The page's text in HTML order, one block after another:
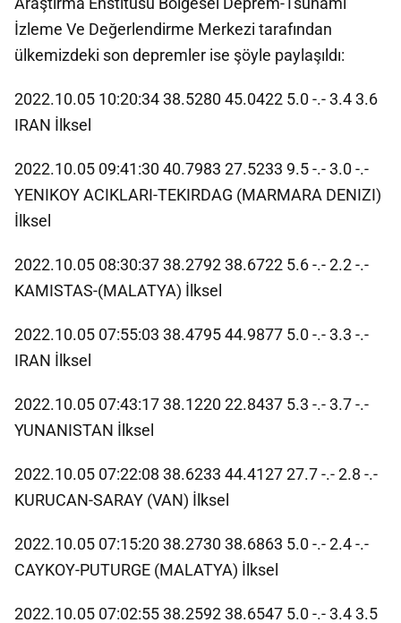
İzleme Ve Değerlendirme Merkezi tarafından
ülkemizdeki son depremler ise şöyle paylaşıldı:
2022.10.05 10:20:34 38.5280 45.0422 5.0 -.- 3.4 3.6
IRAN İlksel
2022.10.05 09:41:30 40.7983 27.5233 9.5 -.- 3.0 -.-
YENIKOY ACIKLARI-TEKIRDAG (MARMARA DENIZI)
İlksel
2022.10.05 08:30:37 38.2792 38.6722 5.6 -.- 2.2 -.-
KAMISTAS-(MALATYA) İlksel
2022.10.05 07:55:03 38.4795 44.9877 5.0 -.- 3.3 -.-
IRAN İlksel
2022.10.05 07:43:17 38.1220 22.8437 5.3 -.- 3.7 -.-
YUNANISTAN İlksel
2022.10.05 07:22:08 38.6233 44.4127 27.7 -.- 2.8 -.-
KURUCAN-SARAY (VAN) İlksel
2022.10.05 07:15:20 38.2730 38.6863 5.0 -.- 2.4 -.-
CAYKOY-PUTURGE (MALATYA) İlksel
2022.10.05 07:02:55 38.2592 38.6547 5.0 -.- 3.4 3.5